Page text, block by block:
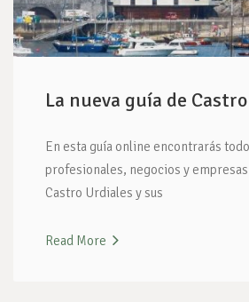
La nueva guía de
En esta guía online encontrarás
profesionales, negocios y empresas
Castro Urdiales y sus
Read More